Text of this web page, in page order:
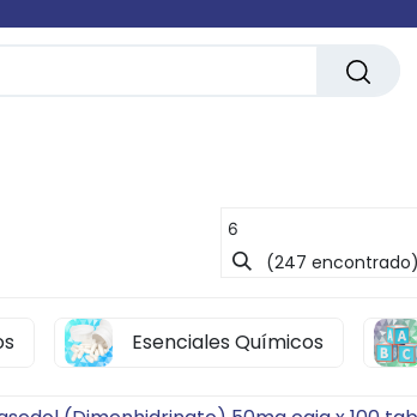
(247 encontrado)
Esenciales Químicos